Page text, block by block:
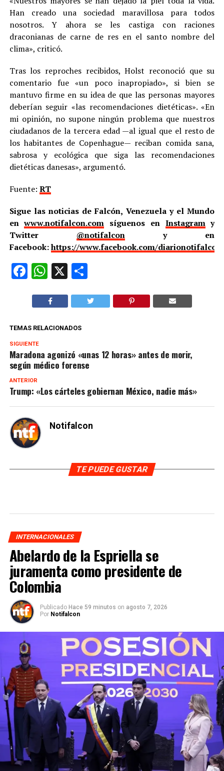
Han creado una sociedad maravillosa para todos
nosotros. Y ahora se les castiga con raciones
draconianas de carne de res en el santo nombre del
clima», criticó.
Tras los reproches recibidos, Holst reconoció que su
comentario fue «un poco inapropiado», si bien se
mantuvo firme en su idea de que las personas mayores
deberían seguir «las recomendaciones dietéticas». «En
mi opinión, no supone ningún problema que nuestros
ciudadanos de la tercera edad —al igual que el resto de
los habitantes de Copenhague— reciban comida sana,
sabrosa y ecológica que siga las recomendaciones
dietéticas danesas», argumentó.
Fuente: RT
Sigue las noticias de Falcón, Venezuela y el Mundo
enwww.notifalcon.com síguenos en Instagramy
Twitter @notifalcony en
Facebook:https://www.facebook.com/
Facebook
WhatsApp
X Compartir
TEMAS RELACIONADOS
SIGUIENTE
Maradona agonizó «unas 12 horas» antes de morir,
según médico forense
ANTERIOR
Trump: «Los cárteles gobiernan México, nadie más»
Notifalcon
TE PUEDE GUSTAR
INTERNACIONALES
Abelardo de la Espriella se
juramenta como presidente de
Colombia
Publicado Hace 59 minutos on agosto 7, 2026
Por Notifalcon